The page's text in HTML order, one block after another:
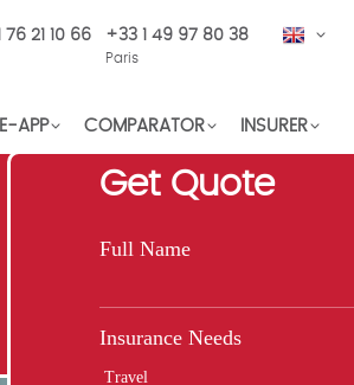
EN
76 21 10 66 +33 1 49 97 80 38
Paris
INSURER
COMPARATOR
APP
Get Quote
Full Name
Insurance Needs